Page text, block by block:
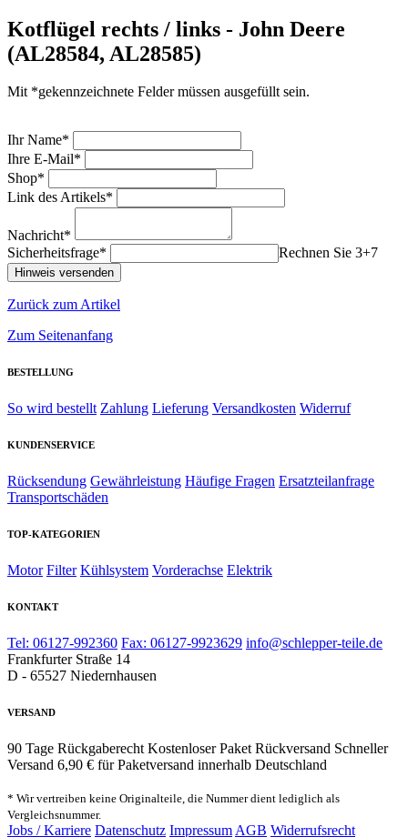
Kotflügel rechts / links - John Deere
(AL28584, AL28585)
Mit *gekennzeichnete Felder müssen ausgefüllt sein.
Ihr Name*
Ihre E-Mail*
Shop*
Link des Artikels*
Nachricht*
Sicherheitsfrage*
Rechnen Sie 3+7
Zurück zum Artikel
Zum Seitenanfang
BESTELLUNG
So wird bestellt Zahlung Lieferung Versandkosten Widerruf
KUNDENSERVICE
Rücksendung Gewährleistung Häufige Fragen Ersatzteilanfrage
Transportschäden
TOP-KATEGORIEN
Motor Filter Kühlsystem Vorderachse Elektrik
KONTAKT
Tel: 06127-992360 Fax: 06127-9923629 info@schlepper-teile.de
Frankfurter Straße 14
D - 65527 Niedernhausen
VERSAND
90 Tage Rückgaberecht Kostenloser Paket Rückversand Schneller
Versand 6,90 € für Paketversand innerhalb Deutschland
* Wir vertreiben keine Originalteile, die Nummer dient lediglich als
Vergleichsnummer.
Jobs / Karriere Datenschutz Impressum AGB Widerrufsrecht